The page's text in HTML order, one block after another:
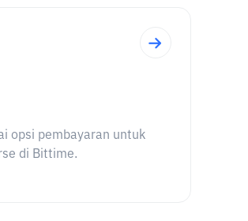
opsi pembayaran untuk
di Bittime.